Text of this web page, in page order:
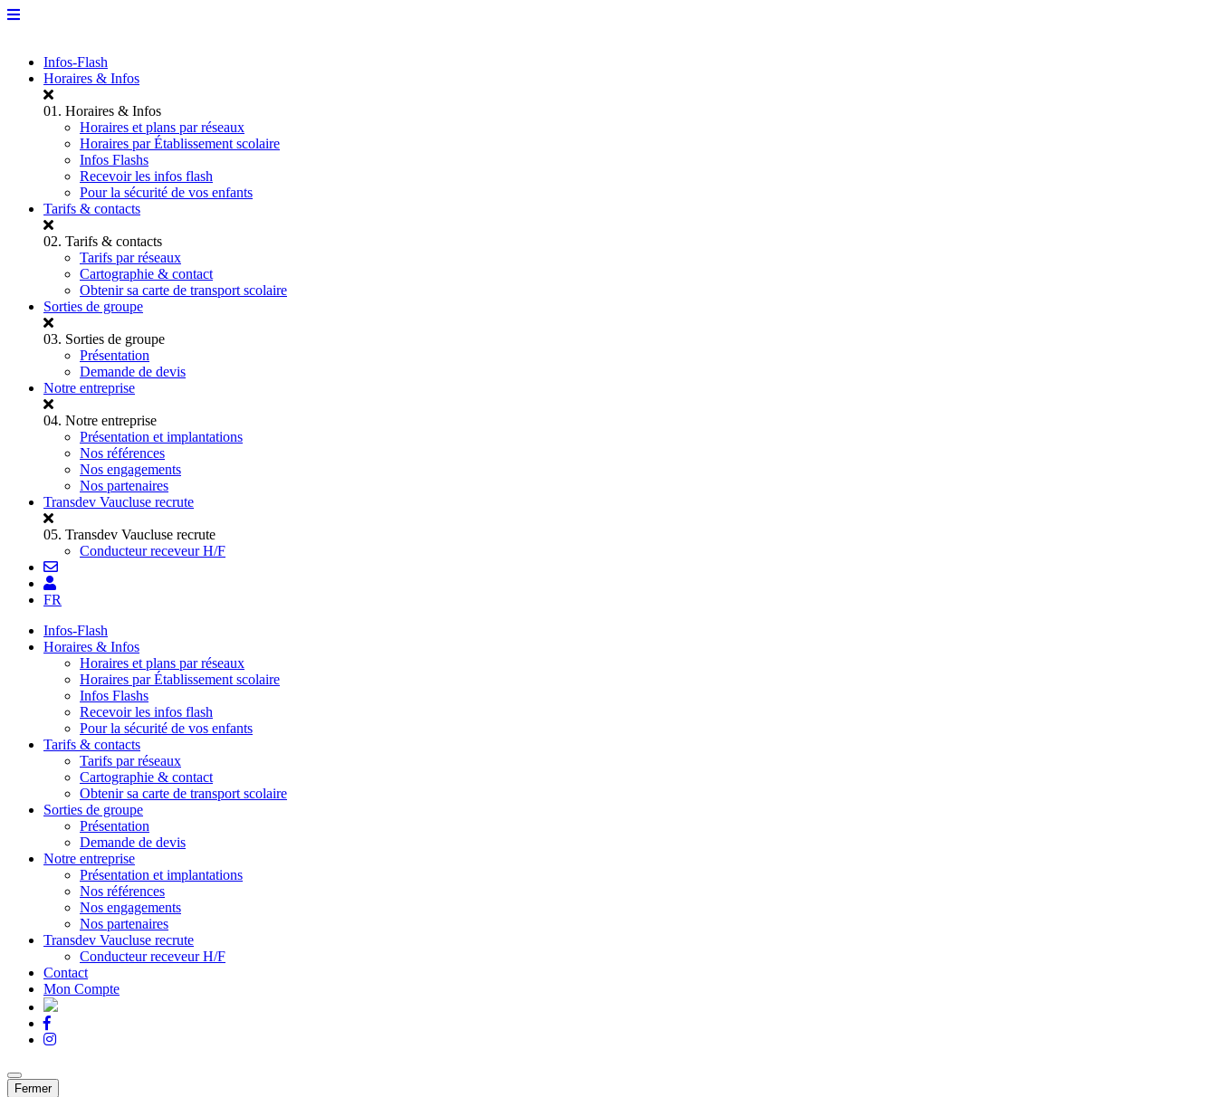
Infos-Flash
Horaires & Infos
01. Horaires & Infos
Horaires et plans par réseaux
Horaires par Établissement scolaire
Infos Flashs
Recevoir les infos flash
Pour la sécurité de vos enfants
Tarifs & contacts
02. Tarifs & contacts
Tarifs par réseaux
Cartographie & contact
Obtenir sa carte de transport scolaire
Sorties de groupe
03. Sorties de groupe
Présentation
Demande de devis
Notre entreprise
04. Notre entreprise
Présentation et implantations
Nos références
Nos engagements
Nos partenaires
Transdev Vaucluse recrute
05. Transdev Vaucluse recrute
Conducteur receveur H/F
FR
Infos-Flash
Horaires & Infos
Horaires et plans par réseaux
Horaires par Établissement scolaire
Infos Flashs
Recevoir les infos flash
Pour la sécurité de vos enfants
Tarifs & contacts
Tarifs par réseaux
Cartographie & contact
Obtenir sa carte de transport scolaire
Sorties de groupe
Présentation
Demande de devis
Notre entreprise
Présentation et implantations
Nos références
Nos engagements
Nos partenaires
Transdev Vaucluse recrute
Conducteur receveur H/F
Contact
Mon Compte
Fermer